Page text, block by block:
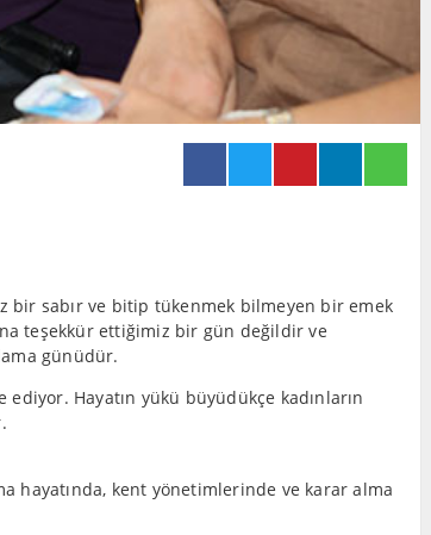
bir sabır ve bitip tükenmek bilmeyen bir emek
teşekkür ettiğimiz bir gün değildir ve
günüdür.
Hayatın yükü büyüdükçe kadınların
hayatında, kent yönetimlerinde ve karar alma